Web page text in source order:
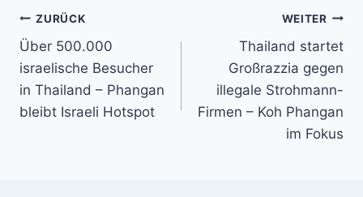
Beitragsnavigation
ZURÜCK
Über 500.000
israelische Besucher
in Thailand – Phangan
bleibt Israeli Hotspot
WEITER
Thailand startet
Großrazzia gegen
illegale Strohmann-
Firmen – Koh Phangan
im Fokus